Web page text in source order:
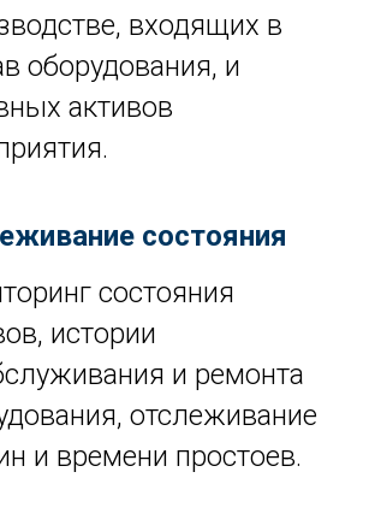
входящих в
оборудования, и
активов
состояния
состояния
истории
и ремонта
отслеживание
и времени простоев.